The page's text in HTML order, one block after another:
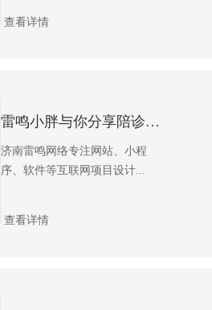
查看详情
雷鸣小胖与你分享陪诊小程序会为我们带来哪些便利
济南雷鸣网络专注网站、小程
序、软件等互联网项目设计...
查看详情